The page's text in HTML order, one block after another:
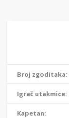
Broj zgoditaka:
Igrač utakmice:
Kapetan: